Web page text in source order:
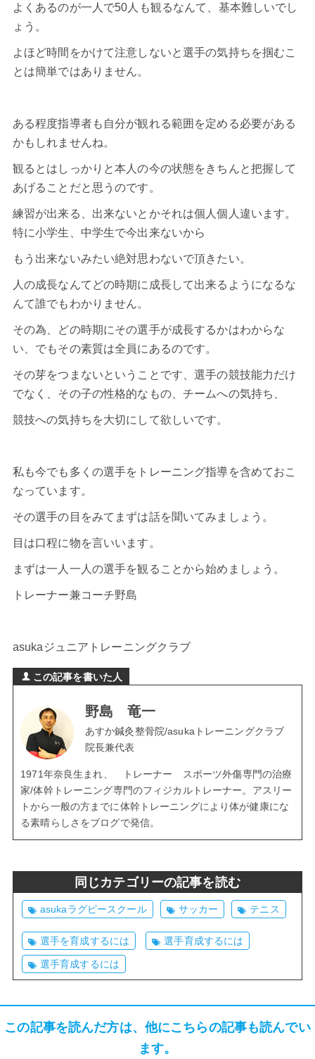
よくあるのが一人で50人も観るなんて、基本難しいでし
ょう。
よほど時間をかけて注意しないと選手の気持ちを掴むこ
とは簡単ではありません。
ある程度指導者も自分が観れる範囲を定める必要がある
かもしれませんね。
観るとはしっかりと本人の今の状態をきちんと把握して
あげることだと思うのです。
練習が出来る、出来ないとかそれは個人個人違います。
特に小学生、中学生で今出来ないから
もう出来ないみたい絶対思わないで頂きたい。
人の成長なんてどの時期に成長して出来るようになるな
んて誰でもわかりません。
その為、どの時期にその選手が成長するかはわからな
い、でもその素質は全員にあるのです。
その芽をつまないということです、選手の競技能力だけ
でなく、その子の性格的なもの、チームへの気持ち、
競技への気持ちを大切にして欲しいです。
私も今でも多くの選手をトレーニング指導を含めておこ
なっています。
その選手の目をみてまずは話を聞いてみましょう。
目は口程に物を言いいます。
まずは一人一人の選手を観ることから始めましょう。
トレーナー兼コーチ野島
asukaジュニアトレーニングクラブ
この記事を書いた人
野島 竜一
あすか鍼灸整骨院/asukaトレーニングクラブ
院長兼代表
1971年奈良生まれ、 トレーナー スポーツ外傷専門の治療
家/体幹トレーニング専門のフィジカルトレーナー。アスリー
トから一般の方までに体幹トレーニングにより体が健康にな
る素晴らしさをブログで発信。
同じカテゴリーの記事を読む
asukaラグビースクール サッカー テニス
選手を育成するには 選手育成するには
選手育成するには
この記事を読んだ方は、他にこちらの記事も読んでい
ます。